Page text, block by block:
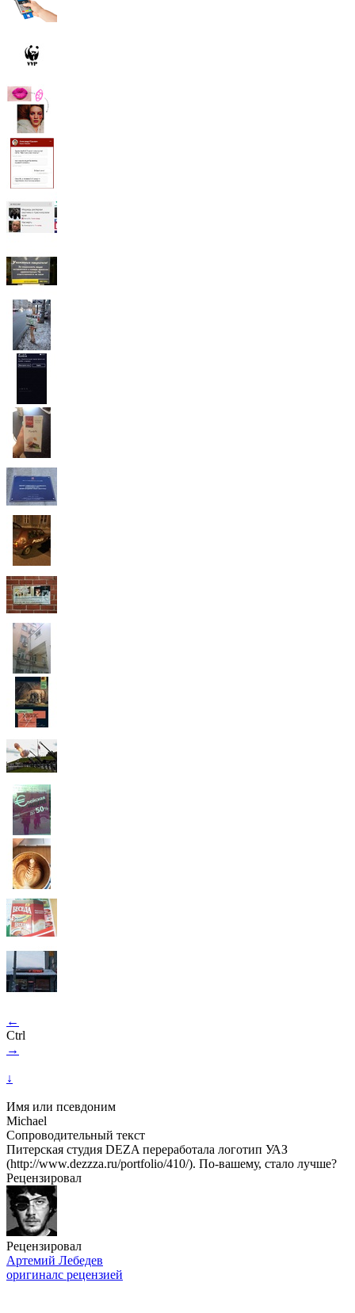
←
Ctrl
→
↓
Имя или псевдоним
Michael
Сопроводительный текст
Питерская студия DEZA переработала логотип УАЗ
(http://www.dezzza.ru/portfolio/410/). По-вашему, стало лучше?
Рецензировал
Рецензировал
Артемий Лебедев
оригиналс рецензией